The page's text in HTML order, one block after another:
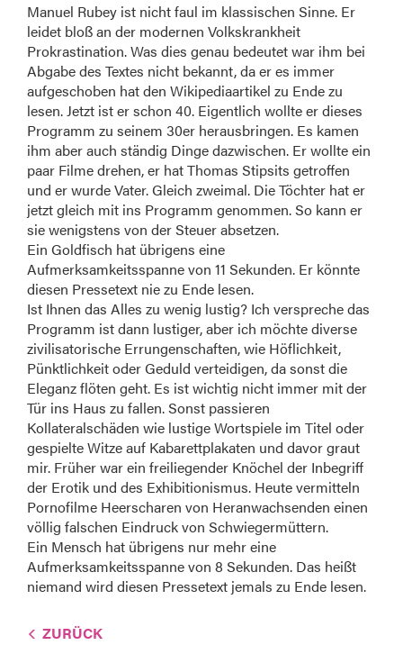
Manuel Rubey ist nicht faul im klassischen Sinne. Er
leidet bloß an der modernen Volkskrankheit
Prokrastination. Was dies genau bedeutet war ihm bei
Abgabe des Textes nicht bekannt, da er es immer
aufgeschoben hat den Wikipediaartikel zu Ende zu
lesen. Jetzt ist er schon 40. Eigentlich wollte er dieses
Programm zu seinem 30er herausbringen. Es kamen
ihm aber auch ständig Dinge dazwischen. Er wollte ein
paar Filme drehen, er hat Thomas Stipsits getroffen
und er wurde Vater. Gleich zweimal. Die Töchter hat er
jetzt gleich mit ins Programm genommen. So kann er
sie wenigstens von der Steuer absetzen.
Ein Goldfisch hat übrigens eine
Aufmerksamkeitsspanne von 11 Sekunden. Er könnte
diesen Pressetext nie zu Ende lesen.
Ist Ihnen das Alles zu wenig lustig? Ich verspreche das
Programm ist dann lustiger, aber ich möchte diverse
zivilisatorische Errungenschaften, wie Höflichkeit,
Pünktlichkeit oder Geduld verteidigen, da sonst die
Eleganz flöten geht. Es ist wichtig nicht immer mit der
Tür ins Haus zu fallen. Sonst passieren
Kollateralschäden wie lustige Wortspiele im Titel oder
gespielte Witze auf Kabarettplakaten und davor graut
mir. Früher war ein freiliegender Knöchel der Inbegriff
der Erotik und des Exhibitionismus. Heute vermitteln
Pornofilme Heerscharen von Heranwachsenden einen
völlig falschen Eindruck von Schwiegermüttern.
Ein Mensch hat übrigens nur mehr eine
Aufmerksamkeitsspanne von 8 Sekunden. Das heißt
niemand wird diesen Pressetext jemals zu Ende lesen.
ZURÜCK